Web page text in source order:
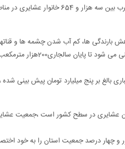
مدیر کل امور عشایر استان کرمان گفت: روزانه 600 متر مکعب
بارندگی ها، کم آب شدن چشمه ها و
استان کرمان با مشکلاتی از قبیل کم آبی روبرو
بالغ بر پنج میلیارد تومان پیش بینی
9.2 درصد جمعیت عشایر کشور و چهار درصد جمعیت استان را